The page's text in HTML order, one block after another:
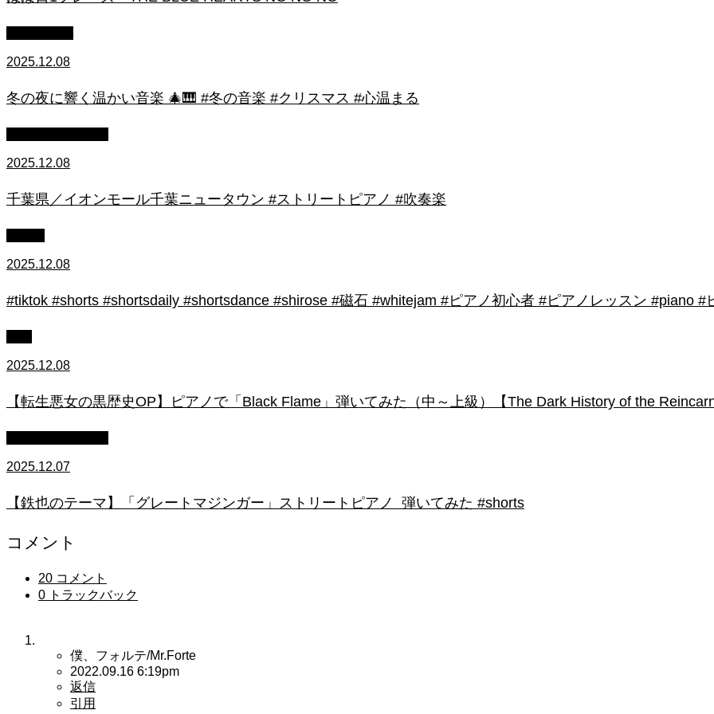
2025.12.08
冬の夜に響く温かい音楽 🎄🎹 #冬の音楽 #クリスマス #心温まる
2025.12.08
千葉県／イオンモール千葉ニュータウン #ストリートピアノ #吹奏楽
2025.12.08
#tiktok #shorts #shortsdaily #shortsdance #shirose #磁石 #whitejam #ピアノ初心者 #ピアノレッスン #piano #
2025.12.08
【転生悪女の黒歴史OP】ピアノで「Black Flame」弾いてみた（中～上級）【The Dark History of the
2025.12.07
【鉄也のテーマ】「グレートマジンガー」ストリートピアノ 弾いてみた #shorts
コメント
20 コメント
0 トラックバック
僕、フォルテ/Mr.Forte
2022.09.16 6:19pm
返信
引用